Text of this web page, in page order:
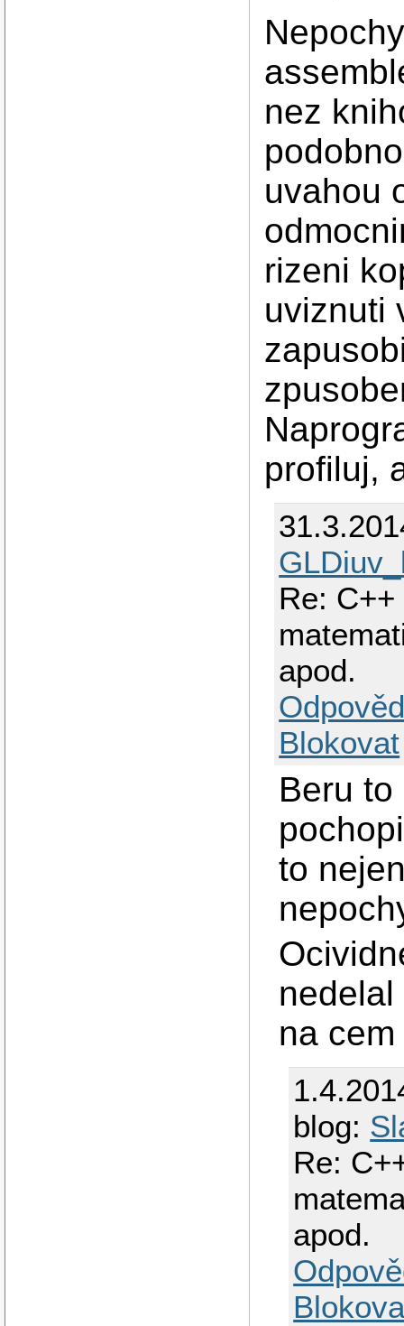
nez
uvahou
rizeni
uviznuti
profiluj,
Re:
apod.
Blokovat
Beru
to
na
blog:
Re:
apod.